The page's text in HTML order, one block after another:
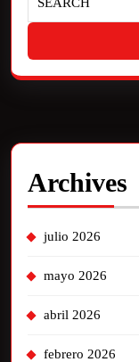
Archives
julio 2026
mayo 2026
abril 2026
febrero 2026